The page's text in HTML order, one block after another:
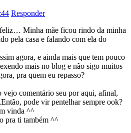
Responder
Minha mãe ficou rindo da minha
pela casa e falando com ela do
agora, e ainda mais que tem pouco
mais no blog e não sigo muitos
pra quem eu repasso?
comentário seu por aqui, afinal,
pode vir pentelhar sempre ook?
vinda ^^
pra ti também ^^